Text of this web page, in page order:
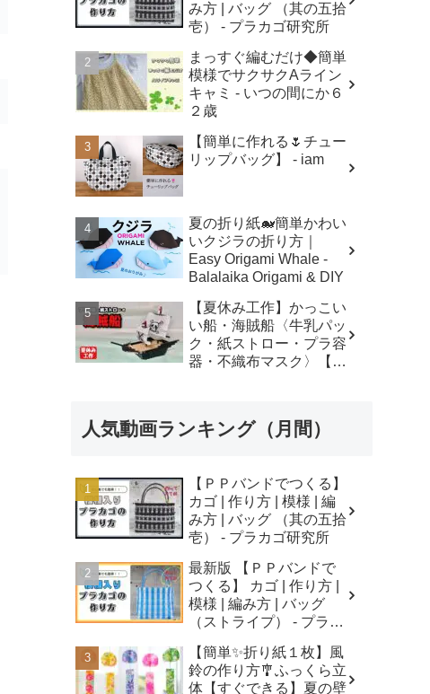
み方 | バッグ （其の五拾
壱） - プラカゴ研究所
まっすぐ編むだけ◆簡単
模様でサクサクAライン
キャミ - いつの間にか６
２歳
【簡単に作れる🌷チュー
リップバッグ】 - iam
夏の折り紙🐋簡単かわい
いクジラの折り方｜
Easy Origami Whale -
Balalaika Origami & DIY
【夏休み工作】かっこい
い船・海賊船〈牛乳パッ
ク・紙ストロー・プラ容
器・不織布マスク〉【自
人気動画ランキング（月間）
【ＰＰバンドでつくる】
カゴ | 作り方 | 模様 | 編
み方 | バッグ （其の五拾
壱） - プラカゴ研究所
最新版 【ＰＰバンドで
つくる】 カゴ | 作り方 |
模様 | 編み方 | バッグ
（ストライプ） - プラカ
【簡単✨折り紙１枚】風
鈴の作り方🎐ふっくら立
体【すぐできる】夏の壁